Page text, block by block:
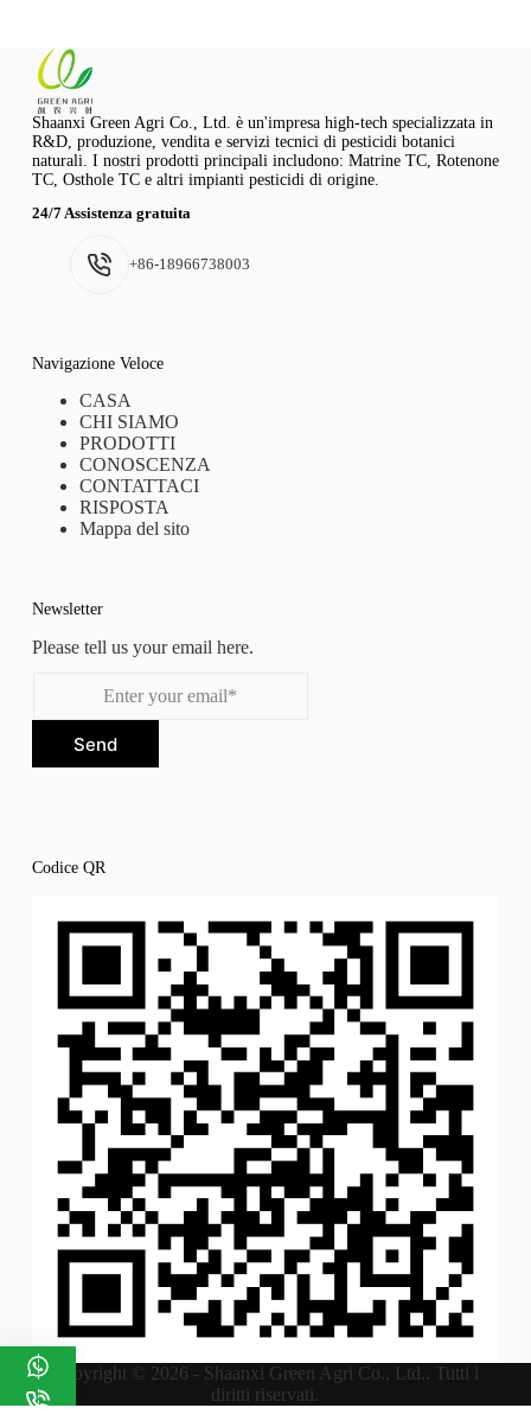
Shaanxi Green Agri Co., Ltd. è un'impresa high-tech specializzata in
R&D, produzione, vendita e servizi tecnici di pesticidi botanici
naturali. I nostri prodotti principali includono: Matrine TC, Rotenone
TC, Osthole TC e altri impianti pesticidi di origine.
24/7 Assistenza gratuita
+86-18966738003
Navigazione Veloce
CASA
CHI SIAMO
PRODOTTI
CONOSCENZA
CONTATTACI
RISPOSTA
Mappa del sito
Newsletter
Please tell us your email here.
Send
Codice QR
Copyright © 2026 - Shaanxi Green Agri Co., Ltd.. Tutti i
diritti riservati.